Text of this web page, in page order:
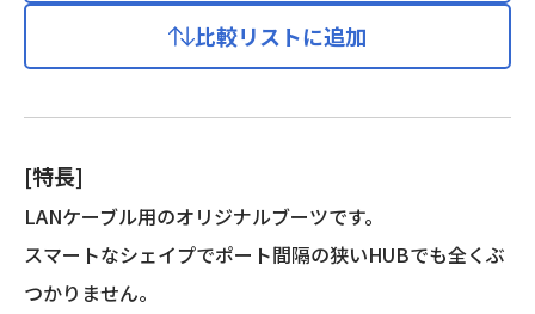
バ
i-
比較リストに追加
[特長]
LANケーブル用のオリジナルブーツです。
スマートなシェイプでポート間隔の狭いHUBでも全くぶ
つかりません。